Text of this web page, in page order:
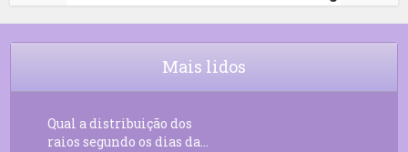
9
18:00
Rosário da Criança
10
04:43
Decreto 50.03 – Diante da Vossa
Mais lidos
Qual a distribuição dos
raios segundo os dias da...